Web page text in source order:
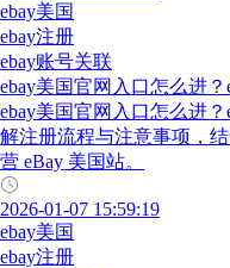
ebay美国
ebay注册
ebay账号关联
ebay美国官网入口怎么进
ebay美国官网入口怎么进
解注册流程与注意事项，
营 eBay 美国站。
2026-01-07 15:59:19
ebay美国
ebay注册